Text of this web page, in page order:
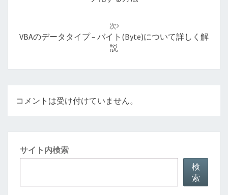
次
VBAのデータタイプ – バイト(Byte)について詳しく解
説
コメントは受け付けていません。
サイト内検索
検
索